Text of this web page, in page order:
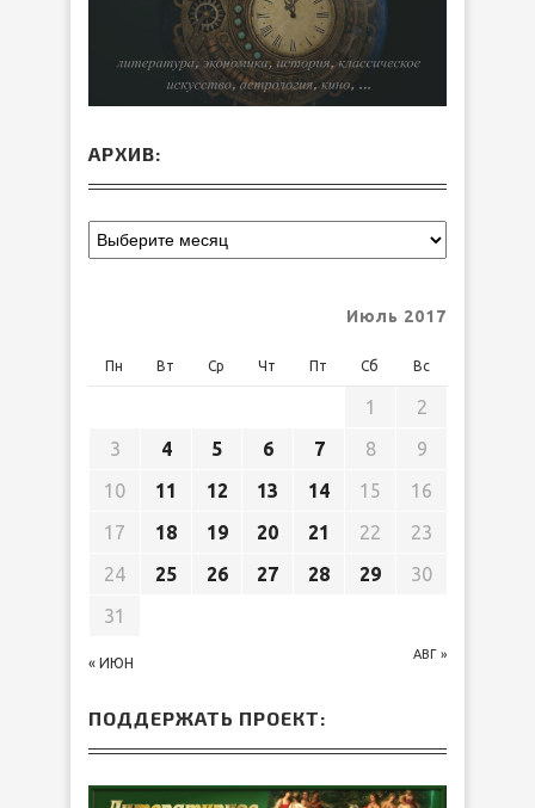
АРХИВ:
Июль 2017
Пн Вт Ср Чт Пт Сб Вс
« ИЮН
АВГ »
1
2
3
4 5 6 7 8
9
10
11 12 13 14 15
16
17
18 19 20 21 22
23
24
25 26 27 28 29
30
31
ПОДДЕРЖАТЬ ПРОЕКТ: